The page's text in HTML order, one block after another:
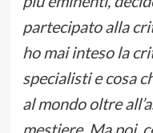
partecipato alla
ho mai inteso la
specialisti e cosa
al mondo oltre